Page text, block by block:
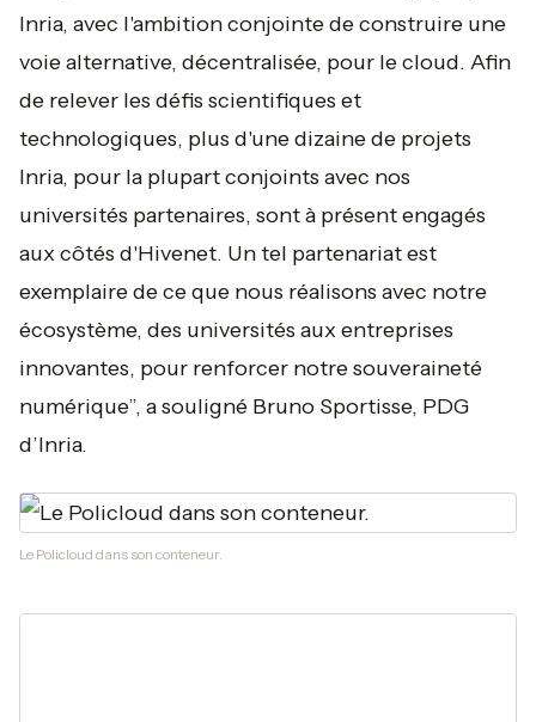
Inria, avec l'ambition conjointe de construire une
voie alternative, décentralisée, pour le cloud. Afin
de relever les défis scientifiques et
technologiques, plus d'une dizaine de projets
Inria, pour la plupart conjoints avec nos
universités partenaires, sont à présent engagés
aux côtés d'Hivenet. Un tel partenariat est
exemplaire de ce que nous réalisons avec notre
écosystème, des universités aux entreprises
innovantes, pour renforcer notre souveraineté
numérique”, a souligné Bruno Sportisse, PDG
d’Inria.
Le Policloud dans son conteneur.